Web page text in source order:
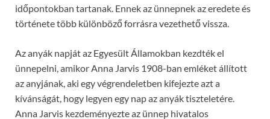
időpontokban tartanak. Ennek az ünnepnek az eredete és
története több különböző forrásra vezethető vissza.
Az anyák napját az Egyesült Államokban kezdték el
ünnepelni, amikor Anna Jarvis 1908-ban emléket állított
az anyjának, aki egy végrendeletben kifejezte azt a
kívánságát, hogy legyen egy nap az anyák tiszteletére.
Anna Jarvis kezdeményezte az ünnep hivatalos